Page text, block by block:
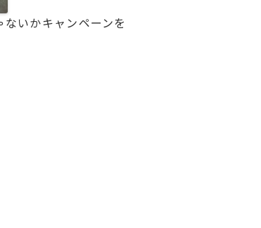
いかキャンペーンを